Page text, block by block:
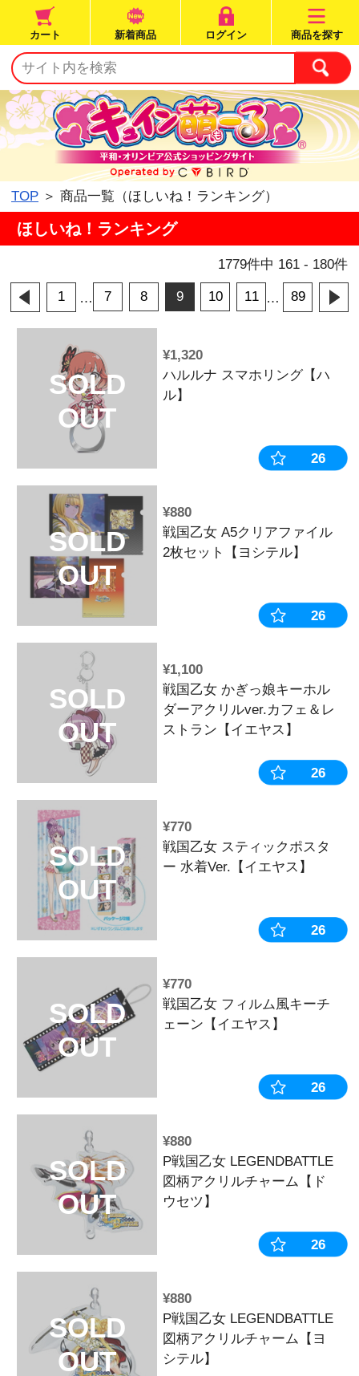
カート 新着商品 ログイン
TOP＞ 商品一覧（ほしいね！ランキ
ほしいね！ランキング
1779
1
SOLD
OUT
ハルルナ ス
ル】
SOLD
OUT
¥880
戦国乙女 A5
2枚セット【
SOLD
OUT
ダーアクリ
SOLD
OUT
¥770
ー 水着Ver.